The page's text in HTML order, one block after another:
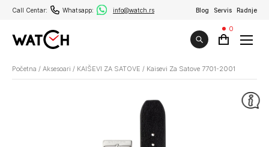
Call Centar: Whatsapp: info@watch.rs Blog Servis Radnje
0
Početna / Aksesoari / KAIŠEVI ZA SATOVE / Kaisevi Za Satove 7701-2001